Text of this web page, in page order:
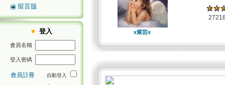
留言版
登入
會員名稱
登入密碼
會員註冊 自動登入
x紫芸x